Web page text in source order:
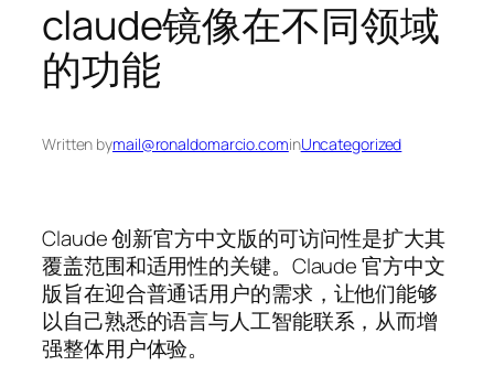
claude镜像在不同领域
的功能
Written bymail@ronaldomarcio.cominUncategorized
Claude 创新官方中文版的可访问性是扩大其
覆盖范围和适用性的关键。Claude 官方中文
版旨在迎合普通话用户的需求，让他们能够
以自己熟悉的语言与人工智能联系，从而增
强整体用户体验。